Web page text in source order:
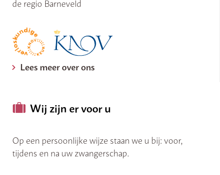
de regio Barneveld
Lees meer over ons
Wij zijn er voor u
Op een persoonlijke wijze staan we u bij: voor,
tijdens en na uw zwangerschap.